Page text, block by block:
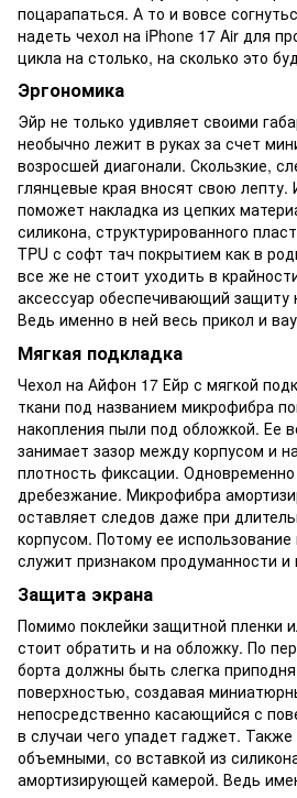
поцарапаться. А то и вовсе
надеть чехол на iPhone 17 Air для
цикла на столько, на сколько это
Эргономика
Эйр не только удивляет своими
необычно лежит в руках за счет
возросшей диагонали. Скользкие,
глянцевые края вносят свою лепту.
поможет накладка из цепких
силикона, структурированного
TPU с софт тач покрытием как в
все же не стоит уходить в
аксессуар обеспечивающий
Ведь именно в ней весь прикол и
Мягкая подкладка
Чехол на Айфон 17 Ейр с мягкой
ткани под названием микрофибра
накопления пыли под обложкой. Ее
занимает зазор между корпусом и
плотность фиксации.
дребезжание. Микрофибра
оставляет следов даже при
корпусом. Потому ее использование
служит признаком продуманности и
Защита экрана
Помимо поклейки защитной пленки
стоит обратить и на обложку. По
борта должны быть слегка
поверхностью, создавая
непосредственно касающийся с
в случаи чего упадет гаджет.
объемными, со вставкой из
амортизирующей камерой. Ведь